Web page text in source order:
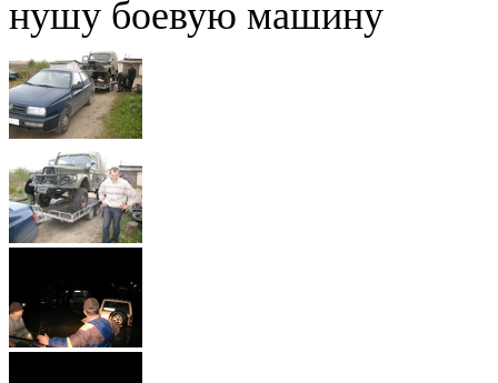
нушу боевую машину